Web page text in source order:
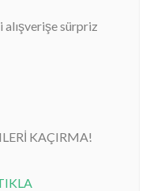
alışverişe sürpriz
KAÇIRMA!